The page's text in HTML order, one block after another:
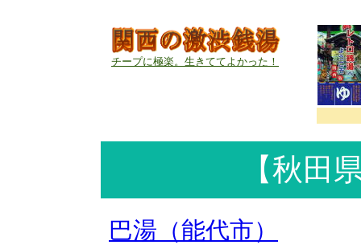
チープに極楽。生きててよかった！
【秋田
巴湯（能代市）